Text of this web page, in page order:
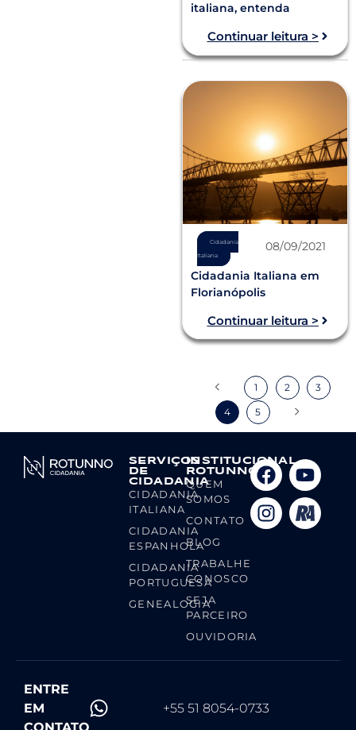
italiana, entenda
Continuar leitura >
Cidadania
Italiana
08/09/2021
Cidadania Italiana em
Florianópolis
Continuar leitura >
1 2 3
4 5
SERVIÇOS
DE
CIDADANIA
CIDADANIA
ITALIANA
CIDADANIA
ESPANHOLA
CIDADANIA
PORTUGUESA
GENEALOGIA
INSTITUCIONAL
ROTUNNO
QUEM
SOMOS
CONTATO
BLOG
TRABALHE
CONOSCO
SEJA
PARCEIRO
OUVIDORIA
ENTRE
EM
+55 51 8054-0733